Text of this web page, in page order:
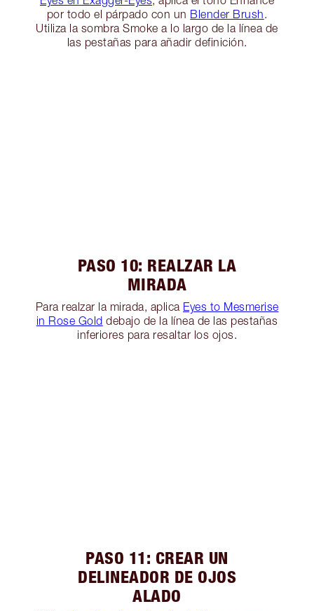
por todo el párpado con un Blender Brush.
Utiliza la sombra Smoke a lo largo de la línea de
las pestañas para añadir definición.
PASO 10: REALZAR LA
MIRADA
Para realzar la mirada, aplica Eyes to Mesmerise
in Rose Gold debajo de la línea de las pestañas
inferiores para resaltar los ojos.
PASO 11: CREAR UN
DELINEADOR DE OJOS
ALADO